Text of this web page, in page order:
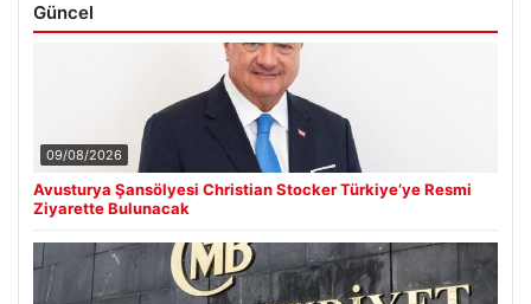
Güncel
09/08/2026
Avusturya Şansölyesi Christian Stocker Türkiye’ye Resmi
Ziyarette Bulunacak